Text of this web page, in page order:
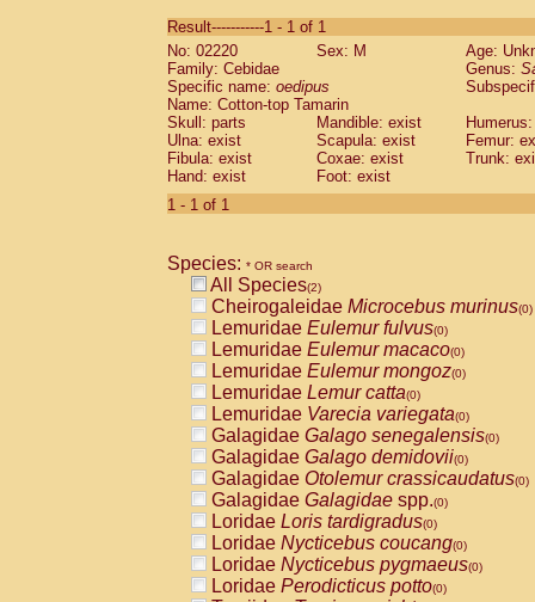
CebidaeSaguinus labiatus(0)
Cebidae Saguinus leucopus (0)
Cebidae
CebidaeSaguinus mystax
Cebidae Saguinus nigricollis (1)
Cebidae Saguinus oedipus
Cebidae Saguinus weddelli
Cebidae Saguinusspp.
Cebidae
CebidaeCebus capucinus
CebidaeCebus nigrivittatus
CebidaeCebus spp.(0)
CebidaeSaimiri boliviensis(0)
CebidaeSaimiri sciureus(0)
AtelidaeAlouatta caraya(0)
AtelidaeAlouatta fusca(0)
AtelidaeAlouatta seniculus(0)
AtelidaeAlouattaspp.(0)
AtelidaeAteles belzebuth(0)
AtelidaeAteles geoffroyi(0)
AtelidaeAteles paniscus(0)
AtelidaeAtelesspp.(0)
AtelidaeLagothrix lagothricha(0)
AtelidaeLagothrix lagothricha cana
PitheciidaeCacajao calvus
Result-----------1 - 1 of 1
No: 02220
Sex: M
Age:
Family: Cebidae
Genus:
Specific name: oedipus
Name: Cotton-top Tamarin
Skull: parts
Mandible: exist
Ulna: exist
Scapula: exist
Femur:
Fibula: exist
Coxae: exist
Trunk:
Hand: exist
Foot: exist
1 - 1 of 1
Species: * OR search
All Species(2)
Cheirogaleidae Microcebus murinus(0)
Lemuridae Eulemur fulvus(0)
Lemuridae Eulemur macaco(0)
Lemuridae Eulemur mongoz(0)
Lemuridae Lemur catta(0)
Lemuridae Varecia variegata(0)
Galagidae Galago senegalensis(0)
Galagidae Galago demidovii(0)
Galagidae Otolemur crassicaudatus(0)
Galagidae Galagidae spp.(0)
Loridae Loris tardigradus(0)
Loridae Nycticebus coucang(0)
Loridae Nycticebus pygmaeus(0)
Loridae Perodicticus potto(0)